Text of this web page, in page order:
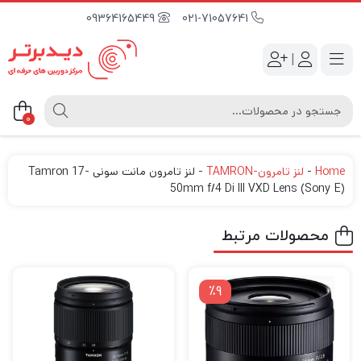
09364165449
|
0
Home
- لنز تامرون-TAMRON -
لنز تامرون مانت سونی Tamron 17-
50mm f/4 Di III VXD Lens (Sony E)
محصولات مرتبط
٪9